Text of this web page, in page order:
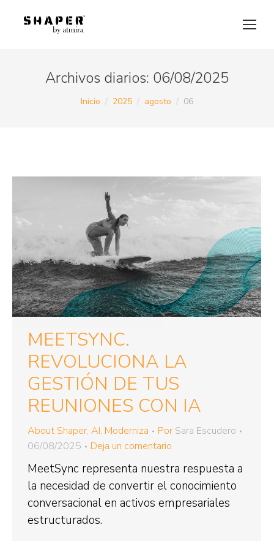
Archivos diarios: 06/08/2025
Estás aquí:
Inicio 2025 agosto 06
MEETSYNC.
REVOLUCIONA LA
GESTIÓN DE TUS
REUNIONES CON IA
About Shaper, AI, Moderniza Por Sara Escudero
06/08/2025
Deja un comentario
MeetSync representa nuestra respuesta a
la necesidad de convertir el conocimiento
conversacional en activos empresariales
estructurados.